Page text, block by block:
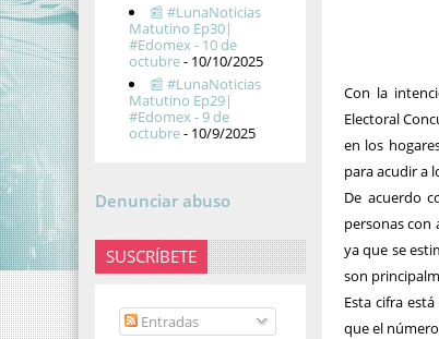
📰 #LunaNoticias
Matutino Ep30|
#Edomex - 10 de
octubre- 10/10/2025
📰 #LunaNoticias
Matutino Ep29|
#Edomex - 9 de
octubre- 10/9/2025
Denunciar abuso
SUSCRÍBETE
Entradas
Con la
Electoral
en los
para acudir a
De acuerdo
personas con
ya que se
son
Esta cifra
que el